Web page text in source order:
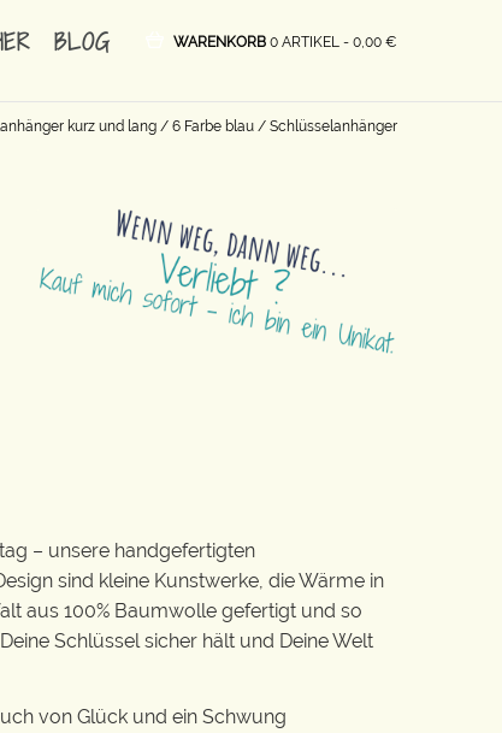
BLOG WARENKORB 0 ARTIKEL - 0,00 €
kurz und lang / 6 Farbe blau / Schlüsselanhänger
– unsere handgefertigten
sind kleine Kunstwerke, die Wärme in
aus 100% Baumwolle gefertigt und so
Schlüssel sicher hält und Deine Welt
von Glück und ein Schwung